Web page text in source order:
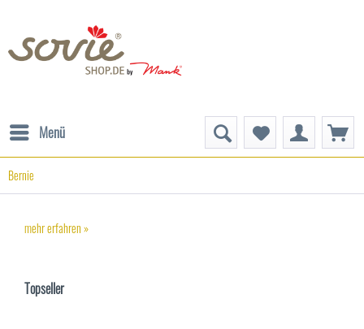
Menü
Bernie
mehr erfahren »
Topseller